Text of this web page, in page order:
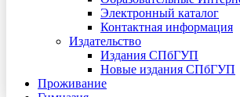
Электронный каталог
Контактная информация
Издательство
Издания СПбГУП
Новые издания СПбГУП
Проживание